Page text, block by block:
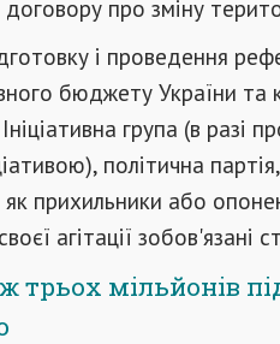
про зміну
і проведення
бюджету України та
група (в разі
політична
як прихильники або
агітації зобов'язані
трьох мільйонів